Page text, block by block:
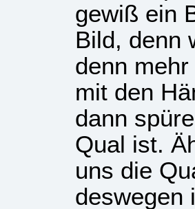
gewiß ein
Bild, denn
denn
mit den
dann
Qual ist.
uns die
des­we­gen